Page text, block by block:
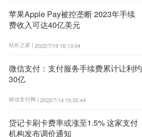
苹果Apple Pay被控垄断 2023年手续
费收入可达40亿美元
站长之家 | 2022/7/19 16:13:04
微信支付：支付服务手续费累计让利约
30亿
移动支付网 | 2022/7/14 15:35:44
贷记卡刷卡费率或涨至1.5% 这家支付
机构发布调价通知